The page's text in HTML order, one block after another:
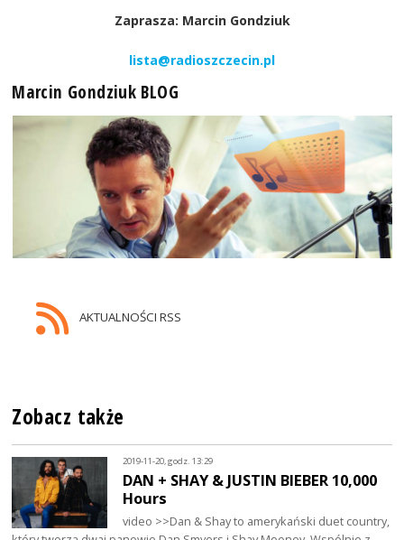
Zaprasza: Marcin Gondziuk
lista@radioszczecin.pl
Marcin Gondziuk BLOG
AKTUALNOŚCI RSS
Zobacz także
2019-11-20, godz. 13:29
DAN + SHAY & JUSTIN BIEBER 10,000
Hours
video >>Dan & Shay to amerykański duet country,